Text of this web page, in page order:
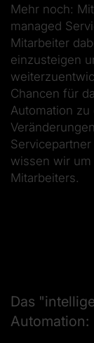
Mehr noch:
managed
Mitarbeiter
einzusteigen
Chancen für
Automation
wissen wir
Mitarbeiters.
Das
Automation: